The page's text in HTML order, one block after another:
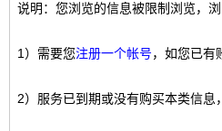
说明：您浏览的信息被限制浏览，浏
1）需要您注册一个帐号，如您已有
2）服务已到期或没有购买本类信息，